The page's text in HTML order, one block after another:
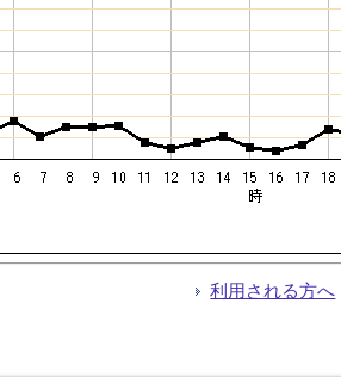
利用される方へ